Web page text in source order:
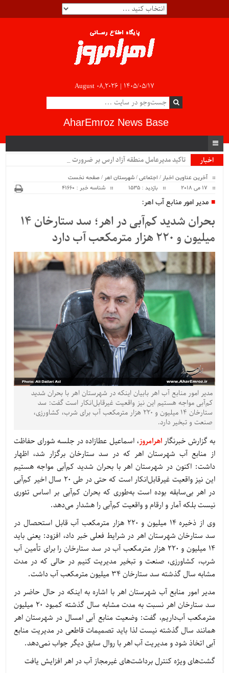
August 08,2026 | ۱۴۰۵/۰۵/۱۷
AharEmroz News Base
اخبار
تاکید مدیرعامل منطقه آزاد ارس بر ضرورت رونق .
آخرین عناوین اخبار / اجتماعی/شهرستان اهر /صفحه نخست
بازدید : 1535 شناسه خبر : 41660
مدیر امور منابع آب اهر:
بحران شدید کم‌آبی در اهر؛ سد ستارخان 14
میلیون و 220 هزار مترمکعب آب دارد
مدیر امور منابع آب اهر بابیان اینکه در شهرستان اهر با بحران شدید
کم‌آبی مواجه هستیم این نیز واقعیت غیرقابل‌انکار است گفت: سد
ستارخان 14 میلیون و 220 هزار مترمکعب آب برای شرب، کشاورزی،
صنعت و تبخیر دارد.
به گزارش خبرنگاراهرامروز، اسماعیل عطازاده در جلسه شورای حفاظت
از منابع آب شهرستان اهر که در سد ستارخان برگزار شد، اظهار
داشت: اکنون در شهرستان اهر با بحران شدید کم‌آبی مواجه هستیم
این نیز واقعیت غیرقابل‌انکار است که حتی در طی 20 سال اخیر کم‌آبی
در اهر بی‌سابقه بوده است به‌طوری که بحران کم‌آبی بر اساس تئوری
نیست بلکه آمار و ارقام و واقعیت کم‌آبی را هشدار می‌دهد.
وی از ذخیره 14 میلیون و 220 هزار مترمکعب آب قابل استحصال در
سد ستارخان شهرستان اهر در شرایط فعلی خبر داد، افزود: یعنی باید
14 میلیون و 220 هزار مترمکعب آب در سد ستارخان را برای تأمین آب
شرب، کشاورزی، صنعت و تبخیر مدیریت کنیم در حالی که در مدت
مشابه سال گذشته سد ستارخان 34 میلیون مترمکعب آب داشت.
مدیر امور منابع آب شهرستان اهر با اشاره به اینکه در حال حاضر در
سد ستارخان اهر نسبت به مدت مشابه سال گذشته کمبود 20 میلیون
مترمکعب آب‌داریم، گفت: وضعیت منابع آبی امسال در شهرستان اهر
همانند سال گذشته نیست لذا باید تصمیمات قاطعی در مدیریت منابع
آبی اتخاذ شود و مدیریت آب اهر با روال سابق دیگر جواب نمی‌دهد.
گشت‌های ویژه کنترل برداشت‌های غیرمجاز آب در اهر افزایش یافت